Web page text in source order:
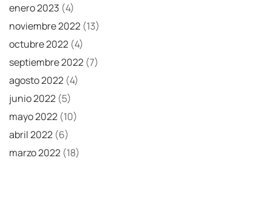
enero 2023 (4)
noviembre 2022 (13)
octubre 2022 (4)
septiembre 2022 (7)
agosto 2022 (4)
junio 2022 (5)
mayo 2022 (10)
abril 2022 (6)
marzo 2022 (18)